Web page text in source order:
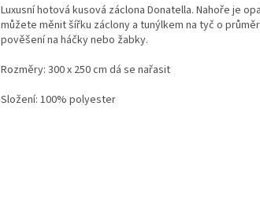
Luxusní hotová kusová záclona Donatella. Nahoře je
můžete měnit šířku záclony a tunýlkem na tyč o
pověšení na háčky nebo žabky.
Rozměry: 300 x 250 cm dá se nařasit
Složení: 100% polyester